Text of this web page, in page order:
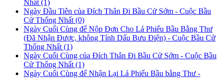
Nhất (1)
Ngày Đầu Tiên của Đích Thân Đi Bầu Cử Sớm - Cuộc Bầu
Cử Thống Nhất (0)
Ngày Cuối Cùng để Nộp Đơn Cho Lá Phiếu Bầu Bằng Thư
(Đã Nhận Được, không Tính Dấu Bưu Điện) - Cuộc Bầu Cử
Thống Nhất (1)
Ngày Cuối Cùng của Đích Thân Đi Bầu Cử Sớm - Cuộc Bầu
Cử Thống Nhất (1)
Ngày Cuối Cùng để Nhận Lại Lá Phiếu Bầu bằng Thư -